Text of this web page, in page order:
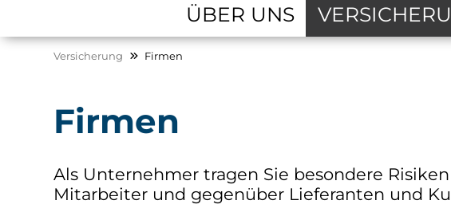
ÜBER UNS
Versicherung Firmen
Firmen
Als Unternehmer tragen Sie besondere
Mitarbeiter und gegenüber Lieferanten und